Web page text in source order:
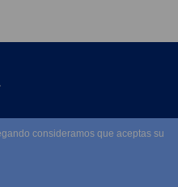
consideramos que aceptas su